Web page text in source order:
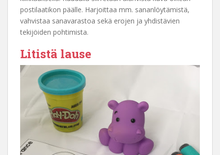
postilaatikon päälle. Harjoittaa mm. sananlöytämistä,
vahvistaa sanavarastoa sekä erojen ja yhdistävien
tekijöiden pohtimista.
Litistä lause